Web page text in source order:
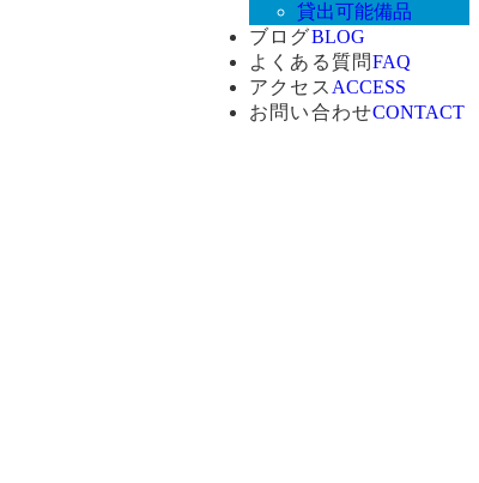
貸出可能備品
ブログBLOG
よくある質問FAQ
アクセス ACCESS
お問い合わせCONTACT